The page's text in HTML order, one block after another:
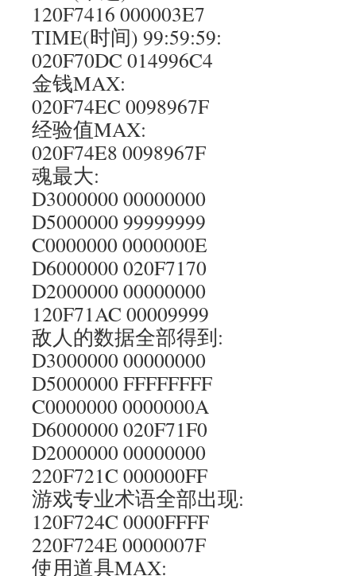
120F7416 000003E7
TIME(时间) 99:59:59:
020F70DC 014996C4
金钱MAX:
020F74EC 0098967F
经验值MAX:
020F74E8 0098967F
魂最大:
D3000000 00000000
D5000000 99999999
C0000000 0000000E
D6000000 020F7170
D2000000 00000000
120F71AC 00009999
敌人的数据全部得到:
D3000000 00000000
D5000000 FFFFFFFF
C0000000 0000000A
D6000000 020F71F0
D2000000 00000000
220F721C 000000FF
游戏专业术语全部出现:
120F724C 0000FFFF
220F724E 0000007F
使用道具MAX: